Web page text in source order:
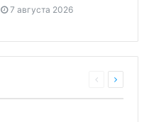
7 августа 2026